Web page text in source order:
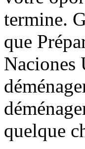
termine.
que
Naciones
quelque